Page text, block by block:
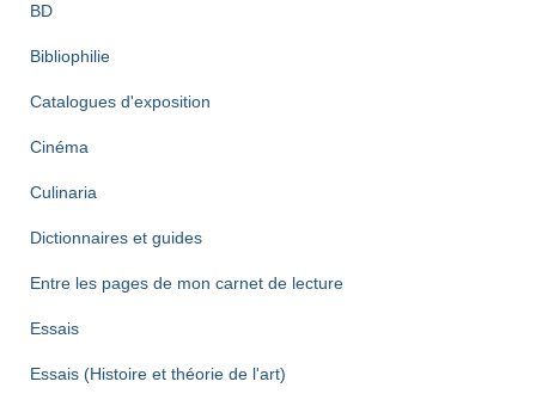
BD
Bibliophilie
Catalogues d'exposition
Cinéma
Culinaria
Dictionnaires et guides
Entre les pages de mon carnet de lecture
Essais
Essais (Histoire et théorie de l'art)